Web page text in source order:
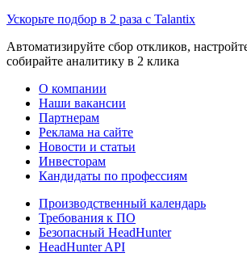
Ускорьте подбор в 2 раза с Talantix
Автоматизируйте сбор откликов,
собирайте аналитику в 2 клика
О компании
Наши вакансии
Партнерам
Реклама на сайте
Новости и статьи
Инвесторам
Кандидаты по профессиям
Производственный календарь
Требования к ПО
Безопасный HeadHunter
HeadHunter API